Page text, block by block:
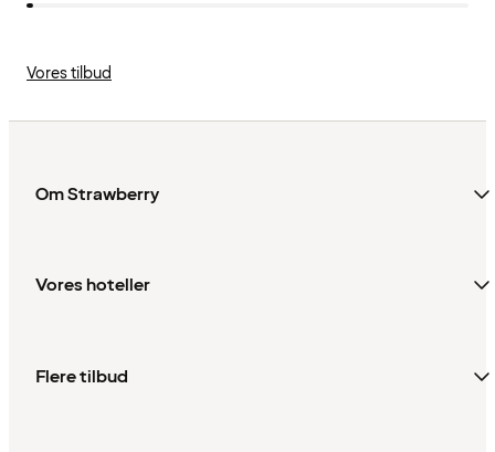
Vores tilbud
Om Strawberry
Vores hoteller
Flere tilbud